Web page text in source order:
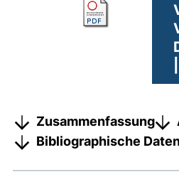
Zusammenfassung
Bibliographische